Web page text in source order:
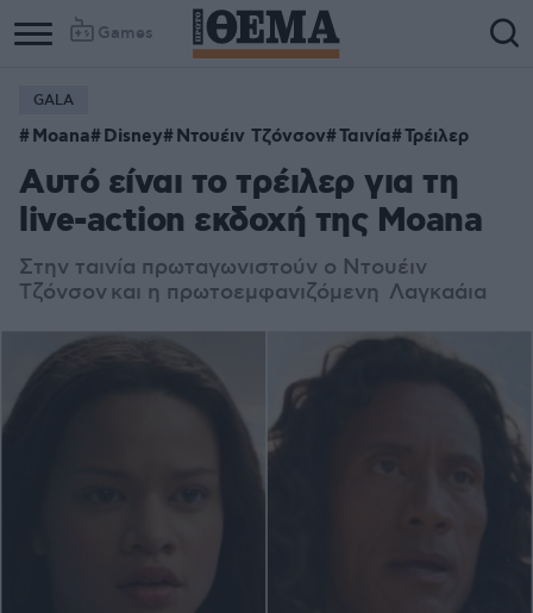
Games
GALA
Moana Disney Ντουέιν Τζόνσον Ταινία Τρέιλερ
Αυτό είναι το τρέιλερ για τη
live-action εκδοχή της Moana
Στην ταινία πρωταγωνιστούν ο Ντουέιν
Τζόνσον και η πρωτοεμφανιζόμενη Λαγκαάια